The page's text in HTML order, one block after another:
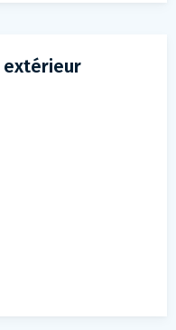
extérieur